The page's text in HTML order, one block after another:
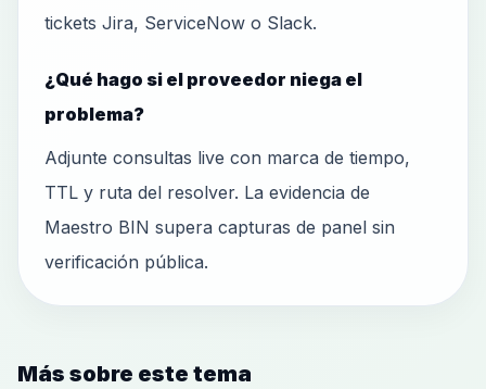
tickets Jira, ServiceNow o Slack.
¿Qué hago si el proveedor niega el
problema?
Adjunte consultas live con marca de tiempo,
TTL y ruta del resolver. La evidencia de
Maestro BIN supera capturas de panel sin
verificación pública.
Más sobre este tema